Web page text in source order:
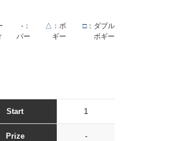
- ：
パー
△ ：ボ
ギー
□：ダブル
ボギー
Start 1
Prize -